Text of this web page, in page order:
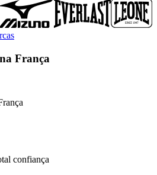
França
confiança